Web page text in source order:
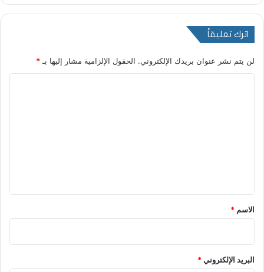
اترك تعليقاً
لن يتم نشر عنوان بريدك الإلكتروني. الحقول الإلزامية مشار إليها بـ*
*
الاسم *
البريد الإلكتروني*